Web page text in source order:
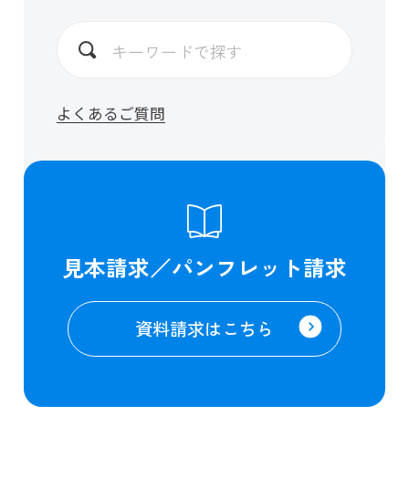
よくあるご質問
見本請求／パンフレット請求
資料請求はこちら